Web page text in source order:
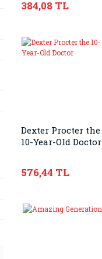
384,08 TL
Dexter Procter the
10-Year-Old Doctor
576,44 TL